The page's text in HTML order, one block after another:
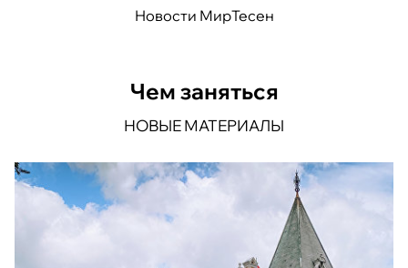
Новости МирТесен
Чем заняться
НОВЫЕ МАТЕРИАЛЫ